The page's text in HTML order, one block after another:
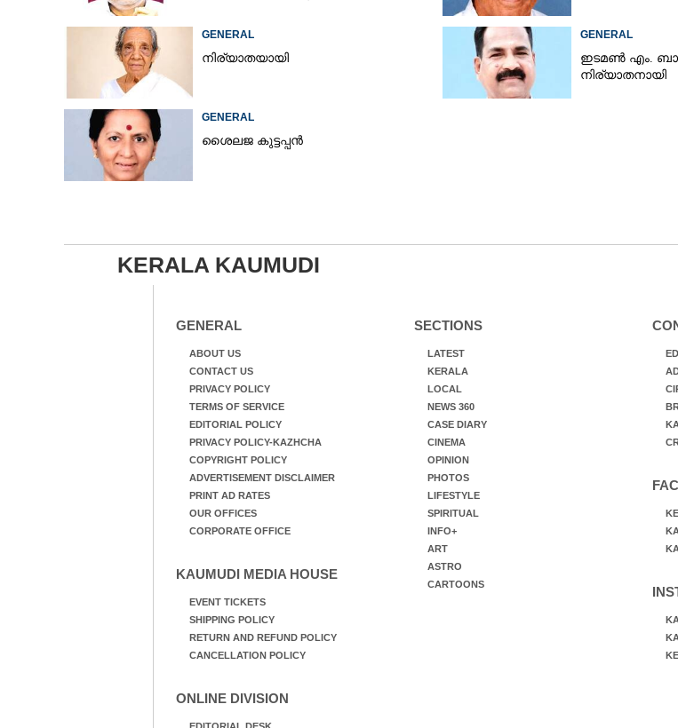
GENERAL
നിര്യാതയായി
GENERAL
ഇടമൺ എം.
നിര്യാതനായി
GENERAL
ശൈലജ കുട്ടപ്പൻ
KERALA KAUMUDI
GENERAL
ABOUT US
CONTACT US
PRIVACY POLICY
TERMS OF SERVICE
EDITORIAL POLICY
PRIVACY POLICY-KAZHCHA
COPYRIGHT POLICY
ADVERTISEMENT DISCLAIMER
PRINT AD RATES
OUR OFFICES
CORPORATE OFFICE
KAUMUDI MEDIA HOUSE
EVENT TICKETS
SHIPPING POLICY
RETURN AND REFUND POLICY
CANCELLATION POLICY
ONLINE DIVISION
SECTIONS
LATEST
KERALA
LOCAL
NEWS 360
CASE DIARY
CINEMA
OPINION
PHOTOS
LIFESTYLE
SPIRITUAL
INFO+
ART
ASTRO
CARTOONS